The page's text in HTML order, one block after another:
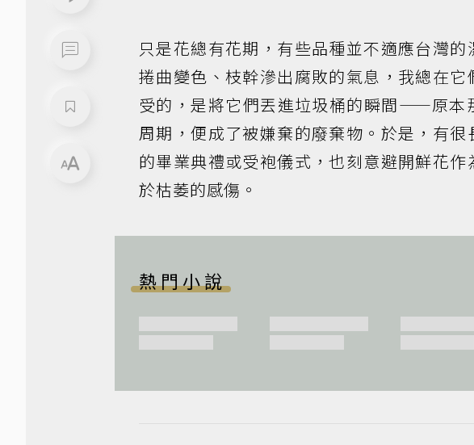
只是花總有花期，有些品種並不適應台灣
捲曲變色、枝幹滲出腐敗的氣息，我總在
受的，是將它們丟進垃圾桶的瞬間——原本
周期，便成了被嫌棄的廢棄物。於是，有
的畢業典禮或受袍儀式，也刻意避開鮮花
於枯萎的感傷。
熱門小說